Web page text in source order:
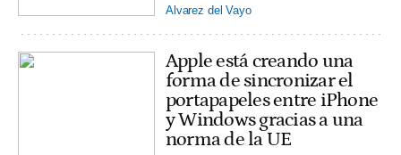
Alvarez del Vayo
Apple está creando una
forma de sincronizar el
portapapeles entre iPhone
y Windows gracias a una
norma de la UE